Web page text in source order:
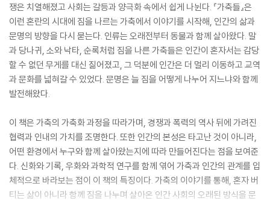
쟁은 치열해졌고 사회는 갈등과 양극화 속에서 쉽게 나뉜다. 『가축들』은
이런 혼란의 시대에 짐을 나르는 가축에서 이야기를 시작해, 인간의 삶과
문명의 방향을 다시 묻는다. 인류는 오래전부터 동물과 함께 살아왔다. 말
과 당나귀, 소와 낙타, 순록처럼 짐을 나른 가축들은 인간이 혼자서는 감당
할 수 없던 무게를 대신 짊어졌고, 그 덕분에 인간은 더 멀리 이동하고 교역
과 문화를 넓혀갈 수 있었다. 문명은 늘 짐을 어떻게 나누어 지느냐와 함께
발전해왔다.
이 책은 가축의 가축화 과정을 따라가며, 경쟁과 폭력의 역사 뒤에 가려진
협력과 인내의 가치를 조명한다. 또한 인간의 본성은 타고난 것이 아니라,
어떤 환경에서 누구와 함께 살아왔는지에 따라 만들어진다는 점을 보여준
다. 신화와 기록, 우화와 과학적 연구를 함께 엮어 가축과 인간의 관계를 입
체적으로 바라보는 점이 이 책의 특징이다. 가축의 이야기를 통해, 혼자 버
티는 삶이 아니라 함께 짐을 나누며 살아온 인간 사회의 오래된 방식을 문